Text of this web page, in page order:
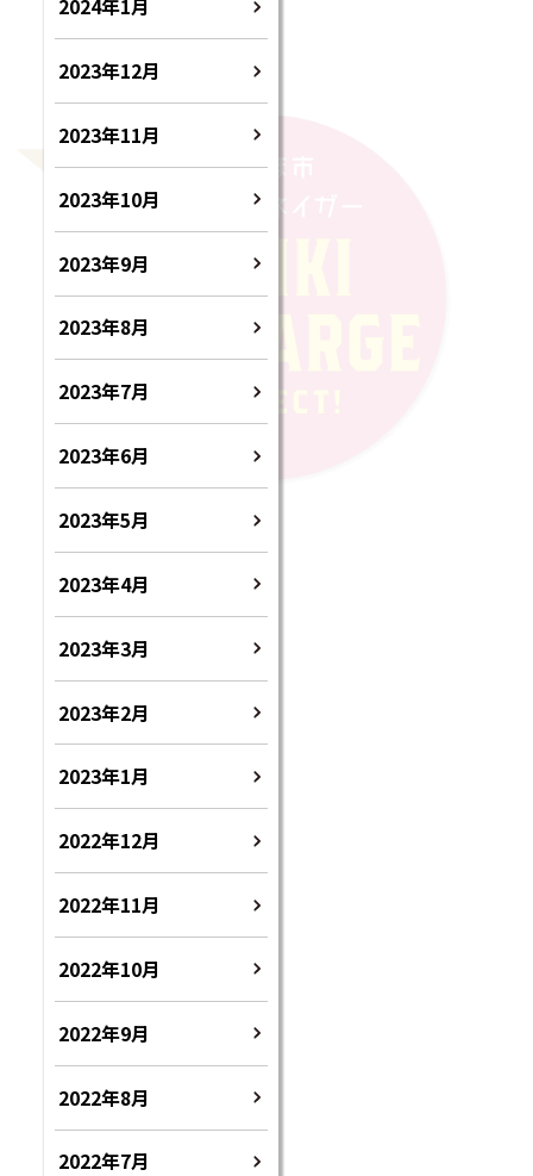
2024年1月
2023年12月
2023年11月
2023年10月
2023年9月
2023年8月
2023年7月
2023年6月
2023年5月
2023年4月
2023年3月
2023年2月
2023年1月
2022年12月
2022年11月
2022年10月
2022年9月
2022年8月
2022年7月